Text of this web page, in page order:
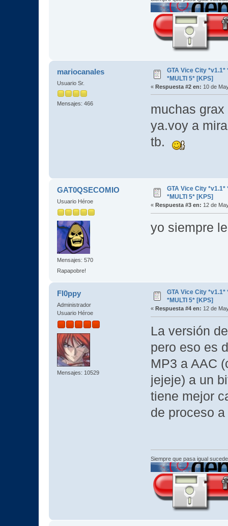
mariocanales
Usuario Sr.
Mensajes: 466
GTA Vice City *v1.1*
*MULTI 5* [KPS]
« Respuesta #2 en: 10 de
muchas
ya.voy a
tb.
GAT0QSECOMIO
Usuario Héroe
Mensajes: 570
Rapapobre!
GTA Vice City *v1.1*
*MULTI 5* [KPS]
« Respuesta #3 en: 12 de
yo siempre
Fl0ppy
Administrador
Usuario Héroe
Mensajes: 10529
GTA Vice City *v1.1*
*MULTI 5* [KPS]
« Respuesta #4 en: 12 de
La versión
pero eso es
MP3 a AAC
jejeje) a un
tiene mejor
de proceso
Siempre que pasa igual